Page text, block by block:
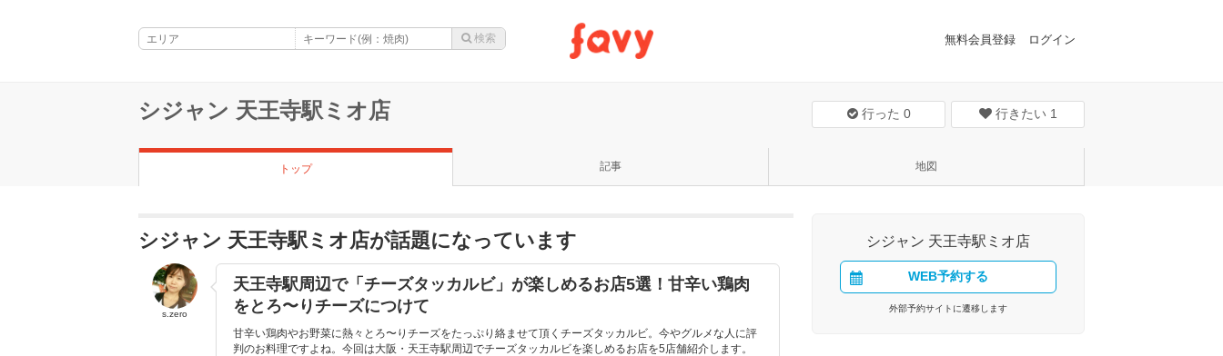
無料会員登録 ログイン
シジャン 天王寺駅ミオ店 行った 0 行きたい 1
トップ 記事 地図
シジャン 天王寺駅ミオ店が話題になっています
s.zero
天王寺駅周辺で「チーズタッカルビ」が楽しめるお店5選！甘辛い鶏肉
をとろ〜りチーズにつけて
甘辛い鶏肉やお野菜に熱々とろ〜りチーズをたっぷり絡ませて頂くチーズタッカルビ。今やグルメな人に評
判のお料理ですよね。今回は大阪・天王寺駅周辺でチーズタッカルビを楽しめるお店を5店舗紹介します。
シジャン 天王寺駅ミオ店
WEB予約する
外部予約サイトに遷移します